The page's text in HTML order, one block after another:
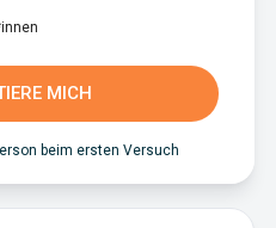
MICH
beim ersten Versuch